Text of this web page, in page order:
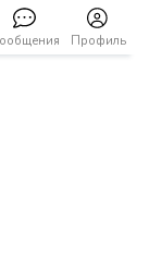
Профиль